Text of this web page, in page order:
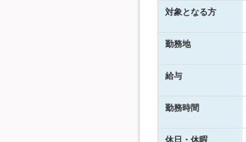
対象となる方
勤務地
給与
勤務時間
休日・休暇